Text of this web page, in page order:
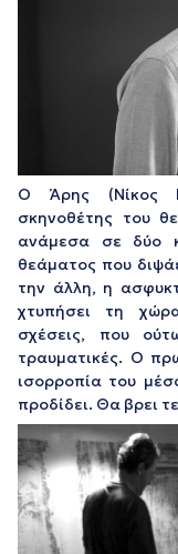
Ο Άρης (Νίκος
σκηνοθέτης του
ανάμεσα σε δύο
θεάματος που
την άλλη, η
χτυπήσει τη
σχέσεις, που
τραυματικές. Ο
ισορροπία του
προδίδει. Θα βρει